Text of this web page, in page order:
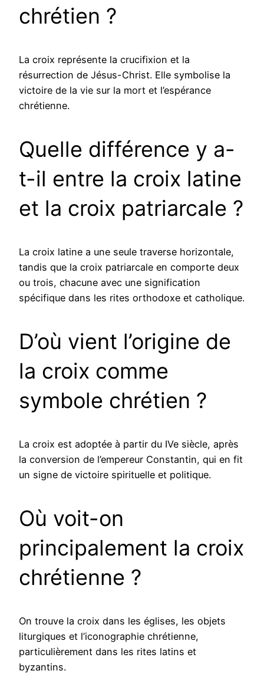
chrétien ?
La croix représente la crucifixion et la
résurrection de Jésus-Christ. Elle symbolise la
victoire de la vie sur la mort et l’espérance
chrétienne.
Quelle différence y a-
t-il entre la croix latine
et la croix patriarcale ?
La croix latine a une seule traverse horizontale,
tandis que la croix patriarcale en comporte deux
ou trois, chacune avec une signification
spécifique dans les rites orthodoxe et catholique.
D’où vient l’origine de
la croix comme
symbole chrétien ?
La croix est adoptée à partir du IVe siècle, après
la conversion de l’empereur Constantin, qui en fit
un signe de victoire spirituelle et politique.
Où voit-on
principalement la croix
chrétienne ?
On trouve la croix dans les églises, les objets
liturgiques et l’iconographie chrétienne,
particulièrement dans les rites latins et
byzantins.